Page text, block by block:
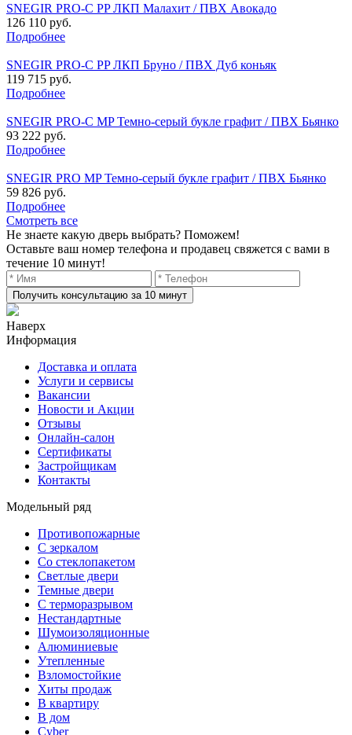
SNEGIR PRO-C PP ЛКП Малахит / ПВХ Авокадо
126 110 руб.
Подробнее
SNEGIR PRO-C PP ЛКП Бруно / ПВХ Дуб коньяк
119 715 руб.
Подробнее
SNEGIR PRO-C MP Темно-серый букле графит / ПВХ Бьянко
93 222 руб.
Подробнее
SNEGIR PRO MP Темно-серый букле графит / ПВХ Бьянко
59 826 руб.
Подробнее
Смотреть все
Не знаете какую дверь выбрать? Поможем!
Оставьте ваш номер телефона и продавец свяжется с вами в
течение 10 минут!
Получить консультацию за 10 минут
Наверх
Информация
Доставка и оплата
Услуги и сервисы
Вакансии
Новости и Акции
Отзывы
Онлайн-салон
Сертификаты
Застройщикам
Контакты
Модельный ряд
Противопожарные
С зеркалом
Со стеклопакетом
Светлые двери
Темные двери
С терморазрывом
Нестандартные
Шумоизоляционные
Алюминиевые
Утепленные
Взломостойкие
Хиты продаж
В квартиру
В дом
Cyber